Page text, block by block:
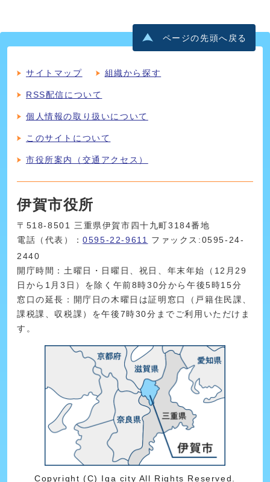
ページの先頭へ戻る
サイトマップ 組織から探す
RSS配信について
個人情報の取り扱いについて
このサイトについて
市役所案内（交通アクセス）
伊賀市役所
〒518-8501 三重県伊賀市四十九町3184番地
電話（代表）：0595-22-9611
ファックス:0595-24-
2440
開庁時間：土曜日・日曜日、祝日、年末年始（12月29
日から1月3日）を除く午前8時30分から午後5時15分
窓口の延長：開庁日の木曜日は証明窓口（戸籍住民課、
課税課、収税課）を午後7時30分までご利用いただけま
す。
Copyright (C) Iga city All Rights Reserved.